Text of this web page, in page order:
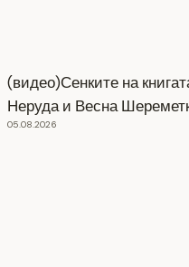
(видео)Сенките на
Неруда и Весна
05.08.2026